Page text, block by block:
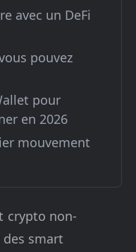
avec un DeFi
pouvez
pour
en 2026
mouvement
crypto non-
smart